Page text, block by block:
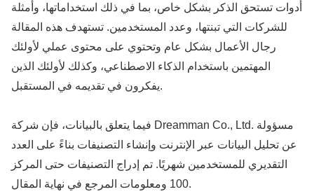
أدوات تستحق الذكر بشكل خاص، بما في ذلك استخداماتها، وأمثلة
للشركات التي تبنتها، وعدد المستخدمين. تستهدف هذه المقالة
رجال الأعمال بشكل عام وتحتوي على محتوى عملي لأولئك
المهتمين باستخدام الذكاء الاصطناعي، وكذلك لأولئك الذين
يفكرون في تقديمه في المستقبل.
فيما يتعلق بالبيانات، فإن شركة Dreamman Co., Ltd. مسؤولة
عن تحليل البيانات عبر الإنترنت وإنشاء التصنيفات بناءً على العدد
التقديري للمستخدمين شهريًا. تم إدراج التصنيفات حتى المركز
100 ومعلومات المرجع في نهاية المقال.